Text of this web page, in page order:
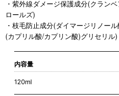
・紫外線ダメージ保護成分(クラン
ロールズ)
・枝毛防止成分(ダイマージリノー
(カプリル酸/カプリン酸)グリセリル)
内容量
120ml